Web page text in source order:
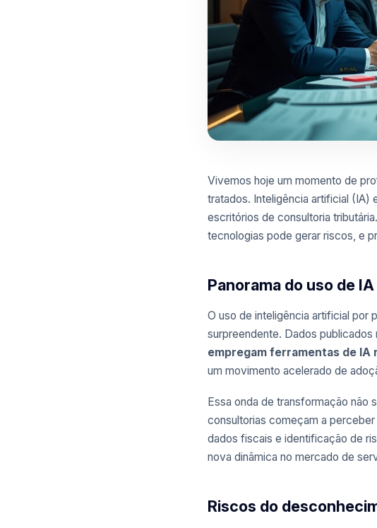
Vivemos hoje um momento de
tratados. Inteligência artificial (IA)
escritórios de consultoria
tecnologias pode gerar riscos, e
Panorama do uso de
O uso de inteligência artificial por
surpreendente. Dados
empregam ferramentas de IA
um movimento acelerado de
Essa onda de transformação não
consultorias começam a
dados fiscais e identificação de
nova dinâmica no mercado de
Riscos do